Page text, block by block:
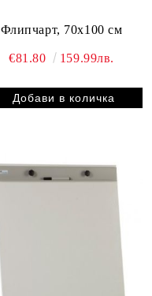
Флипчарт, 70х100 см
€81.80 159.99лв.